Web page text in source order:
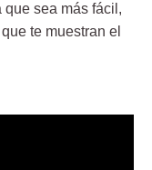
sea más fácil,
te muestran el